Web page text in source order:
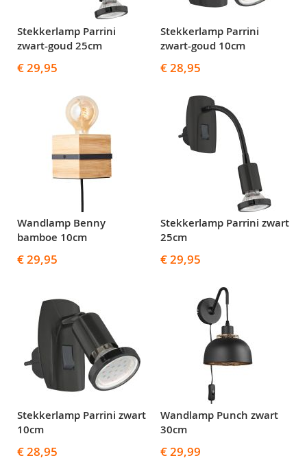
Stekkerlamp Parrini
zwart-goud 25cm
€ 29,95
Stekkerlamp Parrini
zwart-goud 10cm
€ 28,95
Wandlamp Benny
bamboe 10cm
€ 29,95
Stekkerlamp Parrini zwart
25cm
€ 29,95
Stekkerlamp Parrini zwart
10cm
€ 28,95
Wandlamp Punch zwart
30cm
€ 29,99